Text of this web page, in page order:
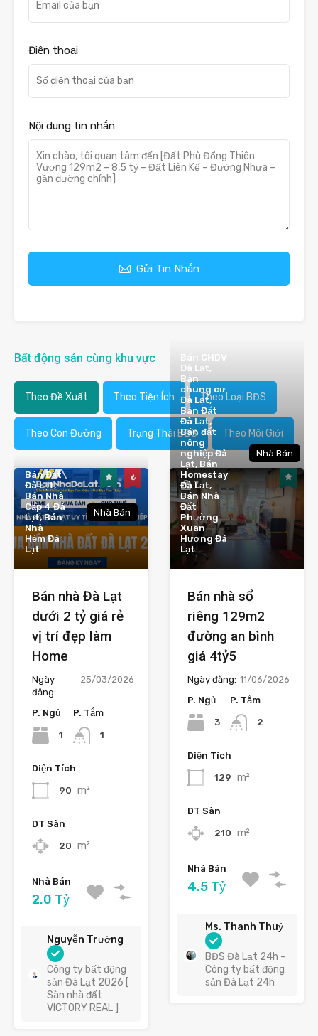
Điện thoại
Nội dung tin nhắn
Gửi Tin Nhắn
Bất động sản cùng khu vực
Theo Đề Xuất Theo Tiện Ích Theo Loại BĐS
Theo Con Đường Trạng Thái BĐS Theo Môi Giới
Bán Đất
Đà Lạt,
Bán Nhà
Cấp 4 Đà
Lạt, Bán
Nhà
Hẻm Đà
Lạt
Nhà Bán
Bán nhà Đà Lạt
dưới 2 tỷ giá rẻ
vị trí đẹp làm
Home
Ngày
đăng:
25/03/2026
P. Ngủ
1
P. Tắm
1
Diện Tích
90 m²
DT Sàn
20 m²
Nhà Bán
2.0 Tỷ
Nguyễn Trường
Công ty bất động
sản Đà Lạt 2026 [
Sàn nhà đất
VICTORY REAL ]
7
Bán CHDV
Đà Lạt,
Bán
chung cư
Đà Lạt,
Bán Đất
Đà Lạt,
Bán đất
nông
nghiệp Đà
Lạt, Bán
Homestay
Đà Lạt,
Bán Nhà
Đất
Phường
Xuân
Hương Đà
Lạt
Nhà Bán
Bán nhà sổ
riêng 129m2
đường an bình
giá 4tỷ5
Ngày đăng: 11/06/2026
P. Ngủ
3
P. Tắm
2
Diện Tích
129 m²
DT Sàn
210 m²
Nhà Bán
4.5 Tỷ
Ms. Thanh Thuỷ
BĐS Đà Lạt 24h –
Công ty bất động
sản Đà Lạt 24h